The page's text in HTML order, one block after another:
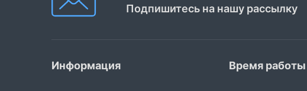
Подпишитесь на нашу рассылку
Информация Время работы